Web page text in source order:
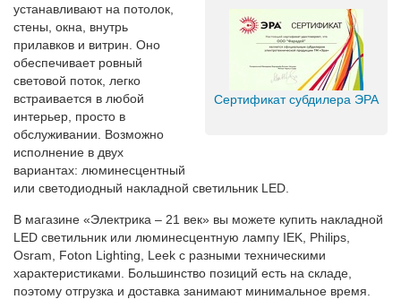
Сертификат субдилера ЭРА
устанавливают на потолок,
стены, окна, внутрь
прилавков и витрин. Оно
обеспечивает ровный
световой поток, легко
встраивается в любой
интерьер, просто в
обслуживании. Возможно
исполнение в двух
вариантах: люминесцентный
или светодиодный накладной светильник LED.
В магазине «Электрика – 21 век» вы можете купить накладной
LED светильник или люминесцентную лампу IEK, Philips,
Osram, Foton Lighting, Leek с разными техническими
характеристиками. Большинство позиций есть на складе,
поэтому отгрузка и доставка занимают минимальное время.